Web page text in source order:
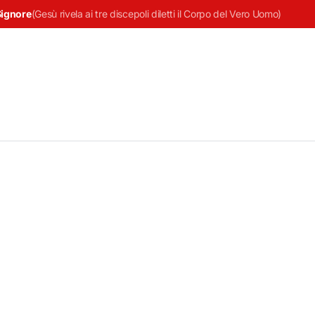
(Gesù rivela ai tre discepoli diletti il Corpo del Vero Uomo)